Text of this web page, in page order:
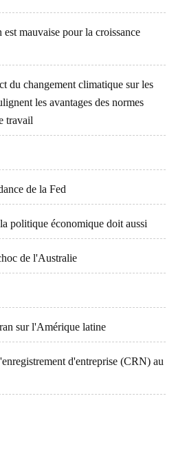
mauvaise pour la croissance
du changement climatique sur les
les avantages des normes
travail
de la Fed
politique économique doit aussi
de l'Australie
sur l'Amérique latine
d'entreprise (CRN) au